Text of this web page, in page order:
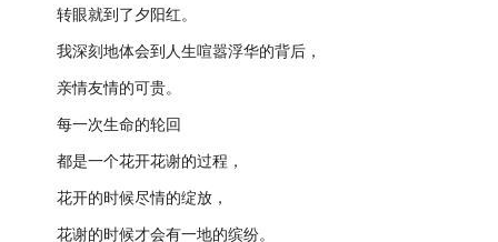
转眼就到了夕阳红。
我深刻地体会到人生喧嚣浮华的背后，
亲情友情的可贵。
每一次生命的轮回
都是一个花开花谢的过程，
花开的时候尽情的绽放，
花谢的时候才会有一地的缤纷。